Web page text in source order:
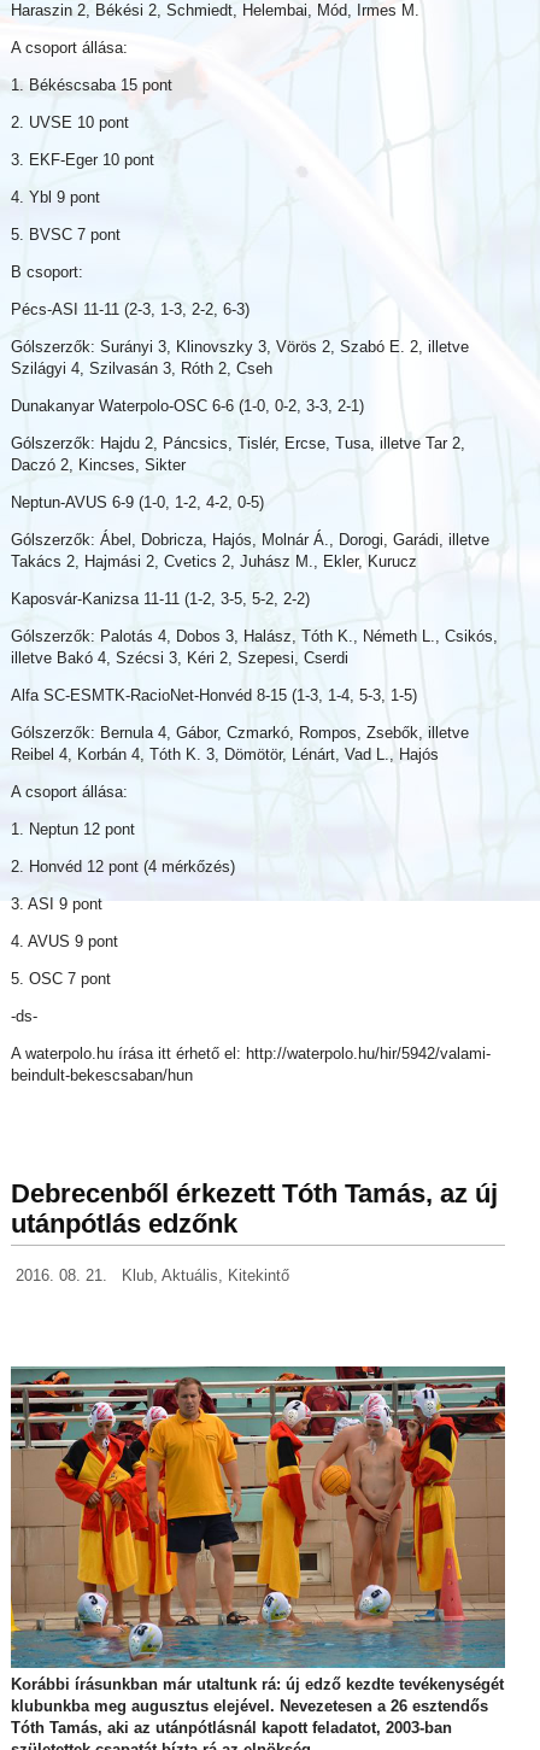
Haraszin 2, Békési 2, Schmiedt, Helembai, Mód, Irmes M.
A csoport állása:
1. Békéscsaba 15 pont
2. UVSE 10 pont
3. EKF-Eger 10 pont
4. Ybl 9 pont
5. BVSC 7 pont
B csoport:
Pécs-ASI 11-11 (2-3, 1-3, 2-2, 6-3)
Gólszerzők: Surányi 3, Klinovszky 3, Vörös 2, Szabó E. 2, illetve
Szilágyi 4, Szilvasán 3, Róth 2, Cseh
Dunakanyar Waterpolo-OSC 6-6 (1-0, 0-2, 3-3, 2-1)
Gólszerzők: Hajdu 2, Páncsics, Tislér, Ercse, Tusa, illetve Tar 2,
Daczó 2, Kincses, Sikter
Neptun-AVUS 6-9 (1-0, 1-2, 4-2, 0-5)
Gólszerzők: Ábel, Dobricza, Hajós, Molnár Á., Dorogi, Garádi, illetve
Takács 2, Hajmási 2, Cvetics 2, Juhász M., Ekler, Kurucz
Kaposvár-Kanizsa 11-11 (1-2, 3-5, 5-2, 2-2)
Gólszerzők: Palotás 4, Dobos 3, Halász, Tóth K., Németh L., Csikós,
illetve Bakó 4, Szécsi 3, Kéri 2, Szepesi, Cserdi
Alfa SC-ESMTK-RacioNet-Honvéd 8-15 (1-3, 1-4, 5-3, 1-5)
Gólszerzők: Bernula 4, Gábor, Czmarkó, Rompos, Zsebők, illetve
Reibel 4, Korbán 4, Tóth K. 3, Dömötör, Lénárt, Vad L., Hajós
A csoport állása:
1. Neptun 12 pont
2. Honvéd 12 pont (4 mérkőzés)
3. ASI 9 pont
4. AVUS 9 pont
5. OSC 7 pont
-ds-
A waterpolo.hu írása itt érhető el: http://waterpolo.hu/hir/5942/valami-
beindult-bekescsaban/hun
Debrecenből érkezett Tóth Tamás, az új
utánpótlás edzőnk
2016. 08. 21. Klub, Aktuális, Kitekintő
Korábbi írásunkban már utaltunk rá: új edző kezdte tevékenységét
klubunkba meg augusztus elejével. Nevezetesen a 26 esztendős
Tóth Tamás, aki az utánpótlásnál kapott feladatot, 2003-ban